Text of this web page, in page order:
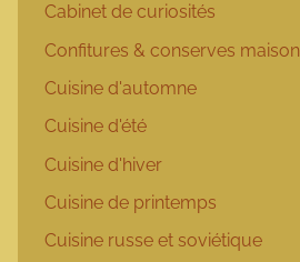
Cabinet de curiosités
Confitures & conserves maison
Cuisine d'automne
Cuisine d'été
Cuisine d'hiver
Cuisine de printemps
Cuisine russe et soviétique